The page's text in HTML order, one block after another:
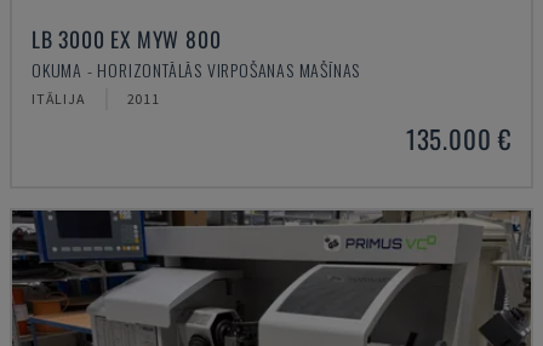
LB 3000 EX MYW 800
OKUMA - HORIZONTĀLĀS VIRPOŠANAS MAŠĪNAS
ITĀLIJA 2011
135.000 €